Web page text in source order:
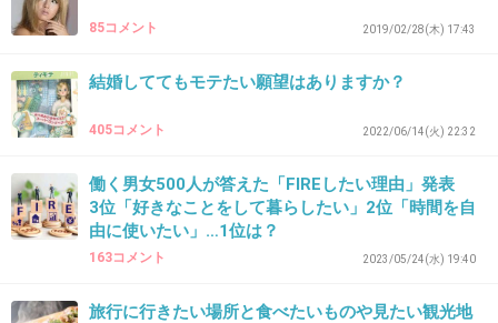
主みたいな人って、自分が経験したことない事は思い込み
だけで批判するんだよね。
+10
35. 匿名 2026/07/08(水) 17:41:53
年下男性にモテたいという願望はないけど、年下女性に慕
われたい気持ちはある。というか、異性はどうでもいいけ
ど同性に嫌われたくない。
+5 -5
85コメント 2019/02/28(木) 17:43
結婚しててもモテたい願望はありますか？
405コメント 2022/06/14(火) 22:32
働く男女500人が答えた「FIREしたい理由」発表
3位「好きなことをして暮らしたい」2位「時間を自
由に使いたい」…1位は？
163コメント 2023/05/24(水) 19:40
旅行に行きたい場所と食べたいものや見たい観光地